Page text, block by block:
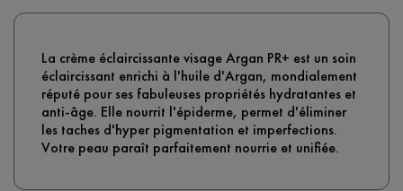
La crème éclaircissante visage Argan PR+ est un soin
éclaircissant enrichi à l'huile d'Argan, mondialement
réputé pour ses fabuleuses propriétés hydratantes et
anti-âge. Elle nourrit l'épiderme, permet d'éliminer
les taches d'hyper pigmentation et imperfections.
Votre peau paraît parfaitement nourrie et unifiée.